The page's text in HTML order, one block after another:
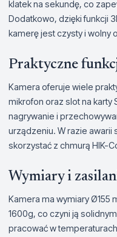
klatek na sekundę, co
Dodatkowo, dzięki funkcji
kamerę jest czysty i wolny
Praktyczne
Kamera oferuje wiele
mikrofon oraz slot na karty
nagrywanie i
urządzeniu. W razie
skorzystać z chmurą HIK-
Wymiary i
Kamera ma wymiary Ø155
1600g, co czyni ją
pracować w